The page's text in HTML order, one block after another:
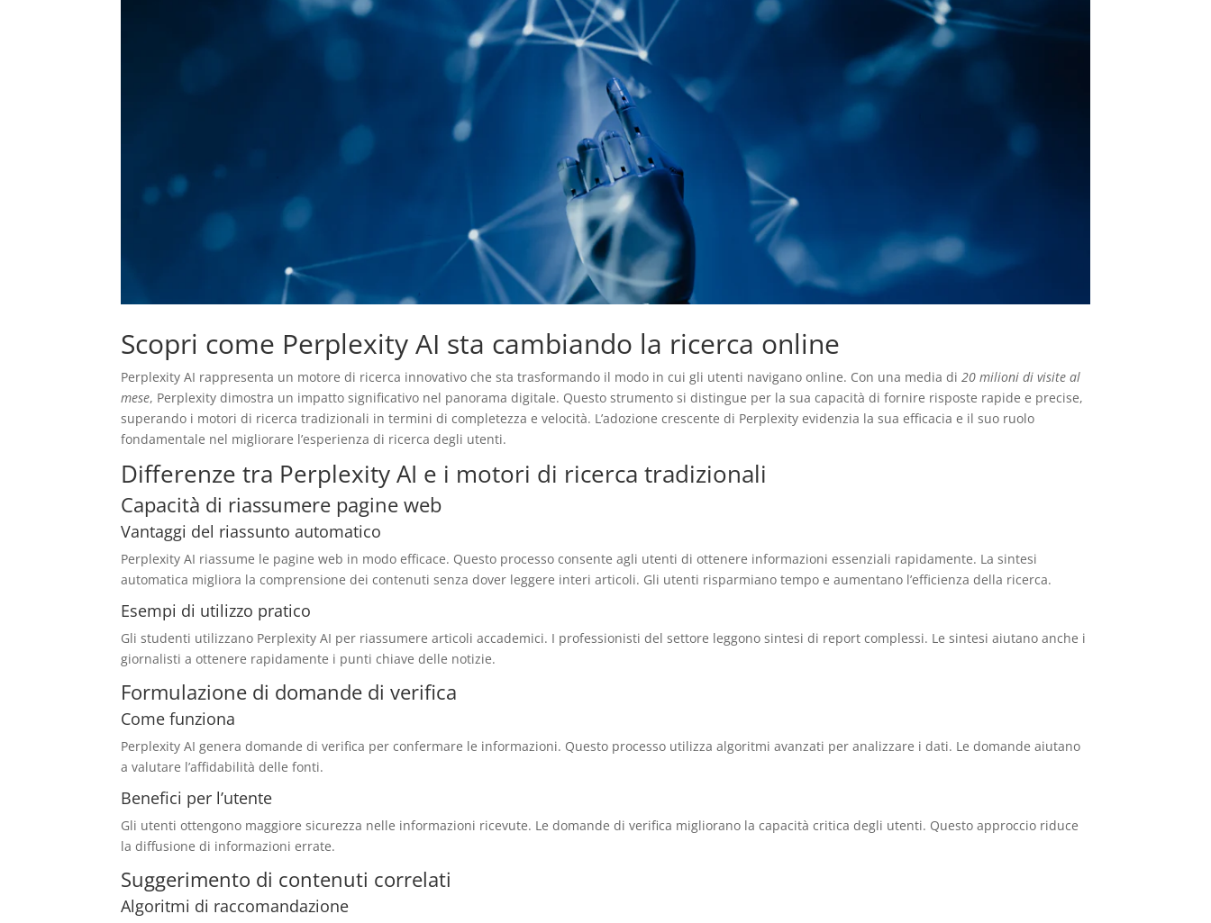
Scopri come Perplexity AI sta cambiando la ricerca online
Perplexity AI rappresenta un motore di ricerca innovativo che sta trasformando il modo in cui gli utenti navigano online. Con una media di20 milioni di visite al
mese, Perplexity dimostra un impatto significativo nel panorama digitale. Questo strumento si distingue per la sua capacità di fornire risposte rapide e precise,
superando i motori di ricerca tradizionali in termini di completezza e velocità. L’adozione crescente di Perplexity evidenzia la sua efficacia e il suo ruolo
fondamentale nel migliorare l’esperienza di ricerca degli utenti.
Differenze tra Perplexity AI e i motori di ricerca tradizionali
Capacità di riassumere pagine web
Vantaggi del riassunto automatico
Perplexity AI riassume le pagine web in modo efficace. Questo processo consente agli utenti di ottenere informazioni essenziali rapidamente. La sintesi
automatica migliora la comprensione dei contenuti senza dover leggere interi articoli. Gli utenti risparmiano tempo e aumentano l’efficienza della ricerca.
Esempi di utilizzo pratico
Gli studenti utilizzano Perplexity AI per riassumere articoli accademici. I professionisti del settore leggono sintesi di report complessi. Le sintesi aiutano anche i
giornalisti a ottenere rapidamente i punti chiave delle notizie.
Formulazione di domande di verifica
Come funziona
Perplexity AI genera domande di verifica per confermare le informazioni. Questo processo utilizza algoritmi avanzati per analizzare i dati. Le domande aiutano
a valutare l’affidabilità delle fonti.
Benefici per l’utente
Gli utenti ottengono maggiore sicurezza nelle informazioni ricevute. Le domande di verifica migliorano la capacità critica degli utenti. Questo approccio riduce
la diffusione di informazioni errate.
Suggerimento di contenuti correlati
Algoritmi di raccomandazione